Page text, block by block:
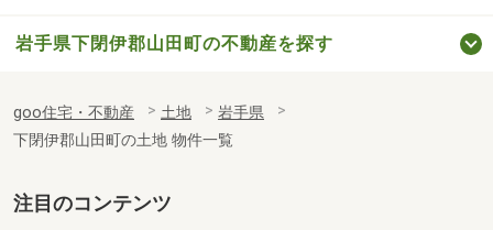
岩手県下閉伊郡山田町の不動産を探す
goo住宅・不動産 土地
岩手県
下閉伊郡山田町の土地 物件一覧
注目のコンテンツ